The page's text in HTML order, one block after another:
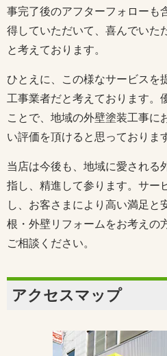
事完了後のアフターフォローも
得していただいて、喜んでいた
と考えております。
ひとえに、この様なサービスを
工事業者だと考えております。
ことで、地域の外壁塗装工事に
い評価を頂けると思っておりま
当店は今後も、地域に愛される
指し、精進して参ります。サー
し、お客さまにより高い満足と
根・外壁リフォームをお考えの
ご相談ください。
アクセスマップ